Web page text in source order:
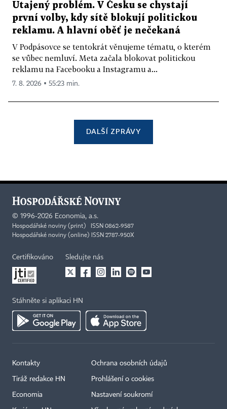
Utajený problém. V Česku se chystají
první volby, kdy sítě blokují politickou
reklamu. A hlavní oběť je nečekaná
V Podpásovce se tentokrát věnujeme tématu, o kterém
se vůbec nemluví. Meta začala blokovat politickou
reklamu na Facebooku a Instagramu a...
7. 8. 2026 ▪ 55:23 min.
DALŠÍ ZPRÁVY
© 1996-2026 Economia, a.s.
Hospodářské noviny (print) ISSN 0862-9587
Hospodářské noviny (online) ISSN 2787-950X
Certifikováno Sledujte nás
Stáhněte si aplikaci HN
Kontakty
Tiráž redakce HN
Economia
Ochrana osobních údajů
Prohlášení o cookies
Nastavení soukromí